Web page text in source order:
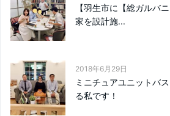
【羽生市に【総ガルバ
家を設計施...
2018年6月29日
ミニチュアユニットバ
る私です！